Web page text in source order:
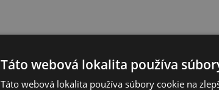
Táto webová lokalita používa
Táto webová lokalita používa súbory cookie na